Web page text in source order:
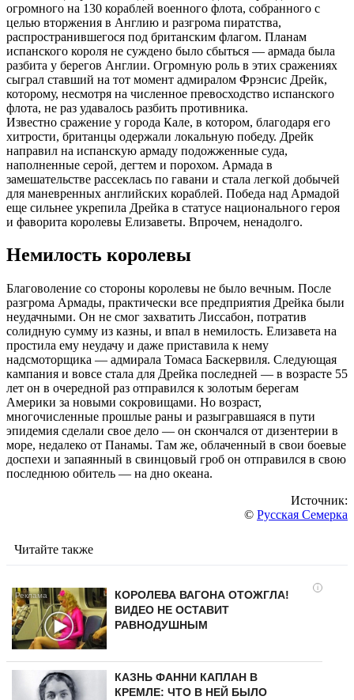
огромного на 130 кораблей военного флота, собранного с
целью вторжения в Англию и разгрома пиратства,
распространившегося под британским флагом. Планам
испанского короля не суждено было сбыться — армада была
разбита у берегов Англии. Огромную роль в этих сражениях
сыграл ставший на тот момент адмиралом Фрэнсис Дрейк,
которому, несмотря на численное превосходство испанского
флота, не раз удавалось разбить противника.
Известно сражение у города Кале, в котором, благодаря его
хитрости, британцы одержали локальную победу. Дрейк
направил на испанскую армаду подожженные суда,
наполненные серой, дегтем и порохом. Армада в
замешательстве рассеклась по гавани и стала легкой добычей
для маневренных английских кораблей. Победа над Армадой
еще сильнее укрепила Дрейка в статусе национального героя
и фаворита королевы Елизаветы. Впрочем, ненадолго.
Немилость королевы
Благоволение со стороны королевы не было вечным. После
разгрома Армады, практически все предприятия Дрейка были
неудачными. Он не смог захватить Лиссабон, потратив
солидную сумму из казны, и впал в немилость. Елизавета на
простила ему неудачу и даже приставила к нему
надсмоторщика — адмирала Томаса Баскервиля. Следующая
кампания и вовсе стала для Дрейка последней — в возрасте 55
лет он в очередной раз отправился к золотым берегам
Америки за новыми сокровищами. Но возраст,
многочисленные прошлые раны и разыгравшаяся в пути
эпидемия сделали свое дело — он скончался от дизентерии в
море, недалеко от Панамы. Там же, облаченный в свои боевые
доспехи и запаянный в свинцовый гроб он отправился в свою
последнюю обитель — на дно океана.
Источник:
© Русская Семерка
Читайте также
i
КОРОЛЕВА ВАГОНА ОТОЖГЛА!
ВИДЕО НЕ ОСТАВИТ
РАВНОДУШНЫМ
КАЗНЬ ФАННИ КАПЛАН В
КРЕМЛЕ: ЧТО В НЕЙ БЫЛО